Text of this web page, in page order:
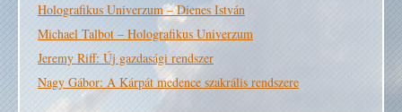
Holografikus Univerzum – Dienes István
Michael Talbot – Holografikus Univerzum
Jeremy Riff: Új gazdasági rendszer
Nagy Gábor: A Kárpát medence szakrális rendszere